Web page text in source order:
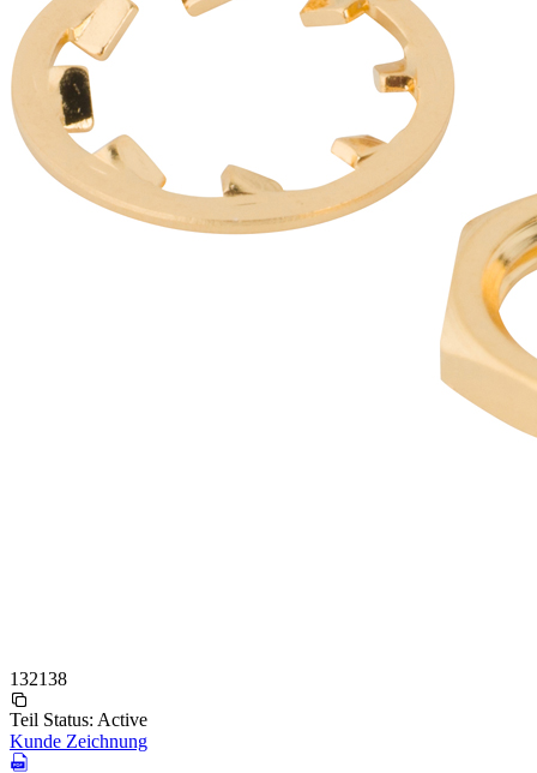
132138
Teil Status: Active
Kunde Zeichnung